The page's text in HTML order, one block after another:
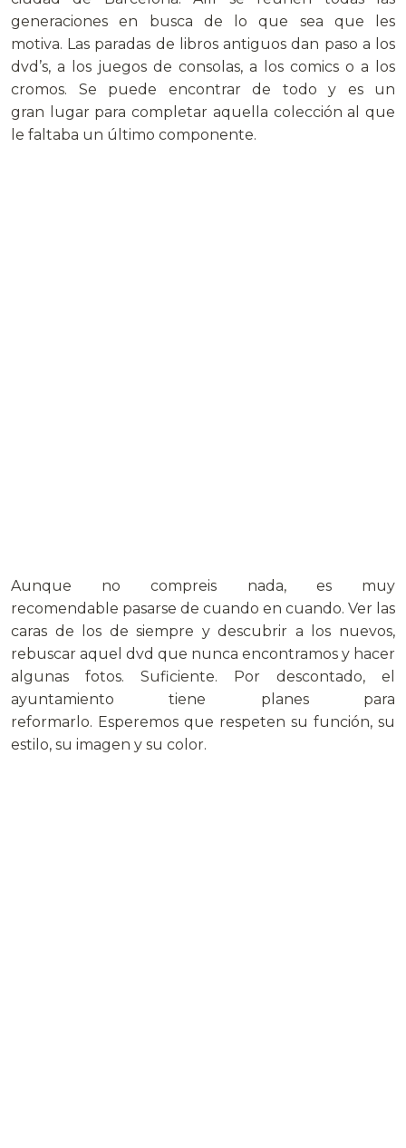
generaciones en busca de lo que sea que les
motiva. Las paradas de libros antiguos dan paso a los
dvd’s, a los juegos de consolas, a los comics o a los
cromos. Se puede encontrar de todo y es un
gran lugar para completar aquella colección al que
le faltaba un último componente.
Aunque no compreis nada, es muy
recomendable pasarse de cuando en cuando. Ver las
caras de los de siempre y descubrir a los nuevos,
rebuscar aquel dvd que nunca encontramos y hacer
algunas fotos. Suficiente. Por descontado, el
ayuntamiento tiene planes para
reformarlo. Esperemos que respeten su función, su
estilo, su imagen y su color.